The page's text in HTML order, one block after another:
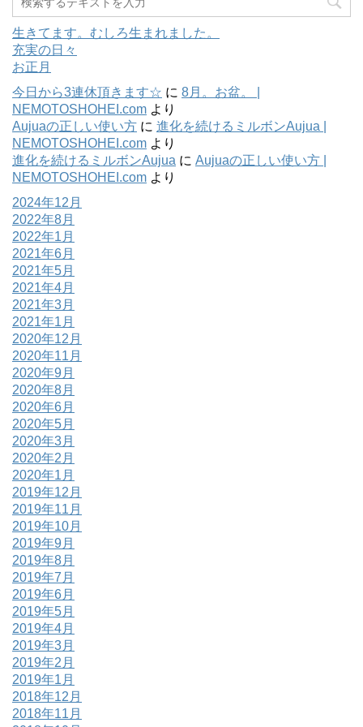
生きてます。むしろ生まれました。
充実の日々
お正月
今日から3連休頂きます☆ に 8月。お盆。 |
NEMOTOSHOHEI.com より
Aujuaの正しい使い方 に 進化を続けるミルボンAujua |
NEMOTOSHOHEI.com より
進化を続けるミルボンAujua に Aujuaの正しい使い方 |
NEMOTOSHOHEI.com より
2024年12月
2022年8月
2022年1月
2021年6月
2021年5月
2021年4月
2021年3月
2021年1月
2020年12月
2020年11月
2020年9月
2020年8月
2020年6月
2020年5月
2020年3月
2020年2月
2020年1月
2019年12月
2019年11月
2019年10月
2019年9月
2019年8月
2019年7月
2019年6月
2019年5月
2019年4月
2019年3月
2019年2月
2019年1月
2018年12月
2018年11月